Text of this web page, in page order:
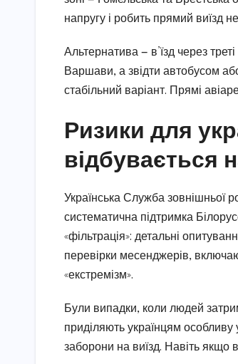
напругу і робить прямий виїзд
Альтернатива — в’їзд через
Варшави, а звідти автобусом
стабільний варіант. Прямі
Ризики для
відбувається
Українська Служба зовнішньої
систематична підтримка
«фільтрація»: детальні
перевірки месенджерів,
«екстремізм».
Були випадки, коли людей
приділяють українцям
заборони на виїзд. Навіть якщо